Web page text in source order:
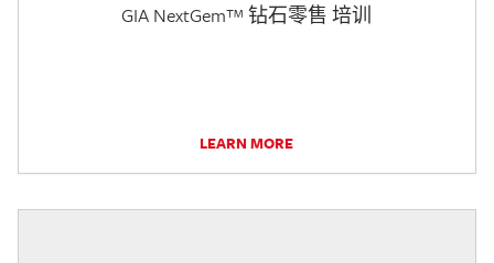
GIA NextGem™ 钻石零售 培训
LEARN MORE